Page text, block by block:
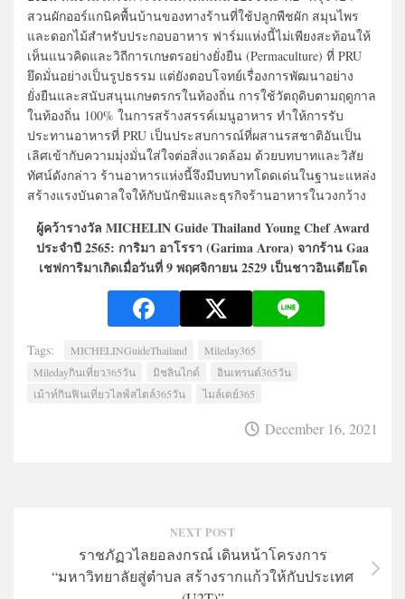
สวนผักออร์แกนิคพื้นบ้านของทางร้านที่ใช้ปลูกพืชผัก สมุนไพร
และดอกไม้สำหรับประกอบอาหาร ฟาร์มแห่งนี้ไม่เพียงสะท้อนให้
เห็นแนวคิดและวิถีการเกษตรอย่างยั่งยืน (Permaculture) ที่ PRU
ยึดมั่นอย่างเป็นรูปธรรม แต่ยังตอบโจทย์เรื่องการพัฒนาอย่าง
ยั่งยืนและสนับสนุนเกษตรกรในท้องถิ่น การใช้วัตถุดิบตามฤดูกาล
ในท้องถิ่น 100% ในการสร้างสรรค์เมนูอาหาร ทำให้การรับ
ประทานอาหารที่ PRU เป็นประสบการณ์ที่ผสานรสชาติอันเป็น
เลิศเข้ากับความมุ่งมั่นใส่ใจต่อสิ่งแวดล้อม ด้วยบทบาทและวิสัย
ทัศน์ดังกล่าว ร้านอาหารแห่งนี้จึงมีบทบาทโดดเด่นในฐานะแหล่ง
สร้างแรงบันดาลใจให้กับนักชิมและธุรกิจร้านอาหารในวงกว้าง
ผู้คว้ารางวัล MICHELIN Guide Thailand Young Chef Award
ประจำปี 2565: การิมา อาโรรา (Garima Arora) จากร้าน Gaa
เชฟการิมาเกิดเมื่อวันที่ 9 พฤศจิกายน 2529 เป็นชาวอินเดียโด
Tags: MICHELINGuideThailand
Mileday365
Miledayกินเที่ยว365วัน
มิชลินไกด์
อินเทรนด์365วัน
เม้าท์กินฟินเที่ยวไลฟ์สไตล์365วัน
ไมล์เดย์365
December 16, 2021
NEXT POST
ราชภัฏวไลยอลงกรณ์ เดินหน้าโครงการ
“มหาวิทยาลัยสู่ตำบล สร้างรากแก้วให้กับประเทศ